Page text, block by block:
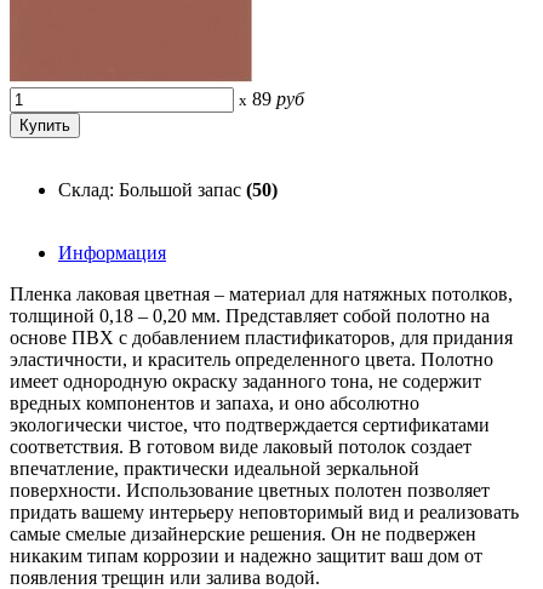
x 89 руб
Склад: Большой запас (50)
Информация
Пленка лаковая цветная – материал для натяжных потолков,
толщиной 0,18 – 0,20 мм. Представляет собой полотно на
основе ПВХ с добавлением пластификаторов, для придания
эластичности, и краситель определенного цвета. Полотно
имеет однородную окраску заданного тона, не содержит
вредных компонентов и запаха, и оно абсолютно
экологически чистое, что подтверждается сертификатами
соответствия. В готовом виде лаковый потолок создает
впечатление, практически идеальной зеркальной
поверхности. Использование цветных полотен позволяет
придать вашему интерьеру неповторимый вид и реализовать
самые смелые дизайнерские решения. Он не подвержен
никаким типам коррозии и надежно защитит ваш дом от
появления трещин или залива водой.